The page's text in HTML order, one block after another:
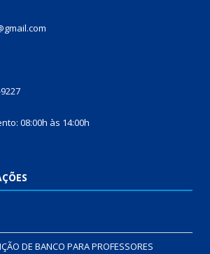
08:00h às 14:00h
DE BANCO PARA PROFESSORES